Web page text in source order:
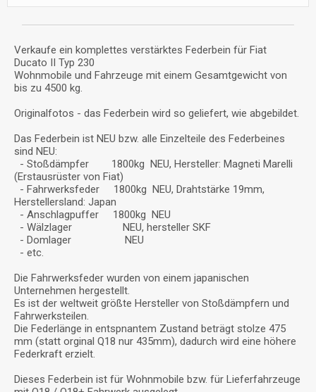
Verkaufe ein komplettes verstärktes Federbein für Fiat
Ducato II Typ 230
Wohnmobile und Fahrzeuge mit einem Gesamtgewicht von
bis zu 4500 kg.
Originalfotos - das Federbein wird so geliefert, wie abgebildet.
Das Federbein ist NEU bzw. alle Einzelteile des Federbeines
sind NEU:
- Stoßdämpfer 1800kg NEU, Hersteller: Magneti Marelli
(Erstausrüster von Fiat)
- Fahrwerksfeder 1800kg NEU, Drahtstärke 19mm,
Herstellersland: Japan
- Anschlagpuffer 1800kg NEU
- Wälzlager NEU, hersteller SKF
- Domlager NEU
- etc.
Die Fahrwerksfeder wurden von einem japanischen
Unternehmen hergestellt.
Es ist der weltweit größte Hersteller von Stoßdämpfern und
Fahrwerksteilen.
Die Federlänge in entspnantem Zustand beträgt stolze 475
mm (statt orginal Q18 nur 435mm), dadurch wird eine höhere
Federkraft erzielt.
Dieses Federbein ist für Wohnmobile bzw. für Lieferfahrzeuge